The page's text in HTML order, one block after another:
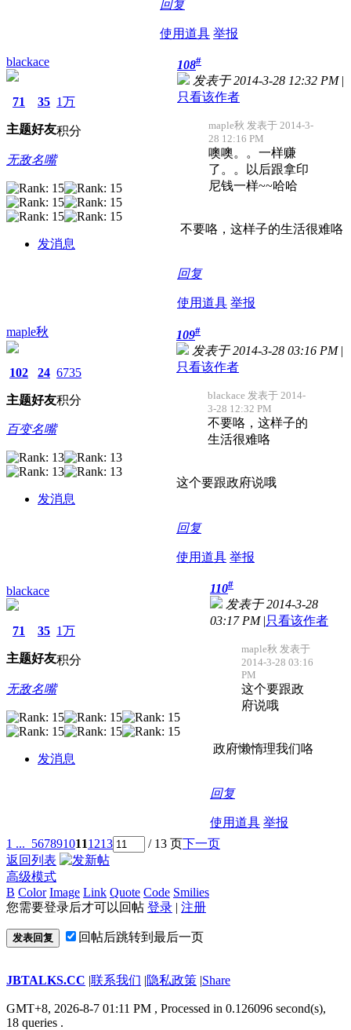
回复
使用道具 举报
blackace
71
主题
35
好友
1万
积分
无敌名嘴
发消息
108#
发表于 2014-3-28 12:32 PM |
只看该作者
maple秋 发表于 2014-3-
28 12:16 PM
噢噢。。一样赚
了。。以后跟拿印
尼钱一样~~哈哈
不要咯，这样子的生活很难咯
回复
使用道具 举报
maple秋
102
主题
24
好友
6735
积分
百变名嘴
发消息
109#
发表于 2014-3-28 03:16 PM |
只看该作者
blackace 发表于 2014-
3-28 12:32 PM
不要咯，这样子的
生活很难咯
这个要跟政府说哦
回复
使用道具 举报
blackace
71
主题
35
好友
1万
积分
无敌名嘴
发消息
110#
发表于 2014-3-28
03:17 PM |只看该作者
maple秋 发表于
2014-3-28 03:16
PM
这个要跟政
府说哦
政府懒惰理我们咯
回复
使用道具 举报
1 ... 5678910111213 / 13 页下一页
返回列表
高级模式
B Color Image Link Quote Code Smilies
您需要登录后才可以回帖 登录 | 注册
发表回复 回帖后跳转到最后一页
JBTALKS.CC |联系我们 |隐私政策 |Share
GMT+8, 2026-8-7 01:11 PM , Processed in 0.126096 second(s),
18 queries .